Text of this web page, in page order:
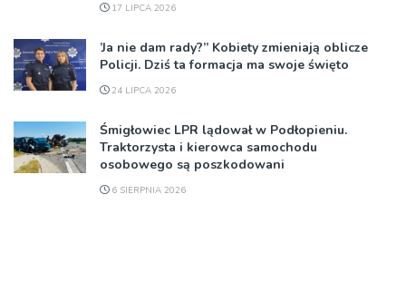
17 LIPCA 2026
’Ja nie dam rady?” Kobiety zmieniają oblicze
Policji. Dziś ta formacja ma swoje święto
24 LIPCA 2026
Śmigłowiec LPR lądował w Podłopieniu.
Traktorzysta i kierowca samochodu
osobowego są poszkodowani
6 SIERPNIA 2026